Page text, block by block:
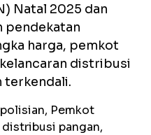
Natal 2025 dan
pendekatan
harga, pemkot
distribusi
terkendali.
Pemkot
pangan,